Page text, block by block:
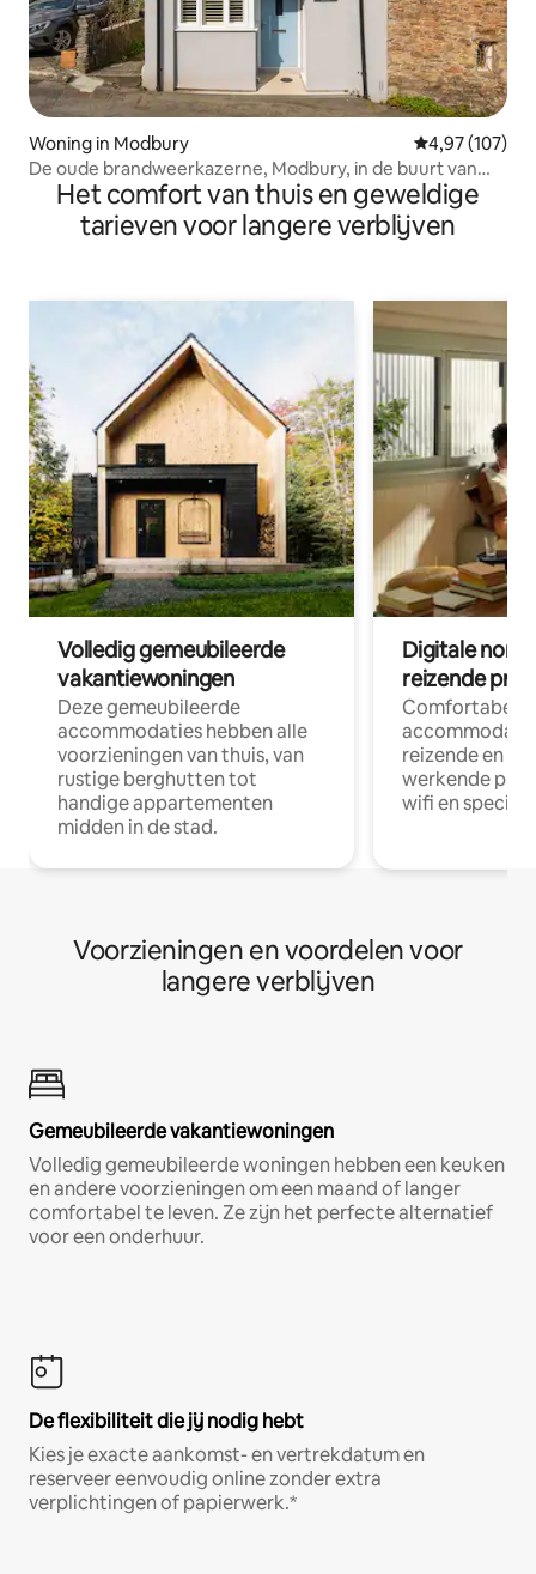
Woning in Modbury Gemiddelde
4,97 (107)
De oude brandweerkazerne, Modbury, in de buurt van
Bigbury, Devon
Het comfort van thuis en geweldige
tarieven voor langere verblijven
Volledig gemeubileerde
vakantiewoningen
Deze gemeubileerde
accommodaties hebben alle
voorzieningen van thuis, van
rustige berghutten tot
handige appartementen
midden in de stad.
Digitale
reizende
Comfortabele
reizende en
werkende
wifi en
Voorzieningen en voordelen voor
langere verblijven
Gemeubileerde vakantiewoningen
Volledig gemeubileerde woningen hebben een keuken
en andere voorzieningen om een maand of langer
comfortabel te leven. Ze zijn het perfecte alternatief
voor een onderhuur.
De flexibiliteit die jij nodig hebt
Kies je exacte aankomst- en vertrekdatum en
reserveer eenvoudig online zonder extra
verplichtingen of papierwerk.*